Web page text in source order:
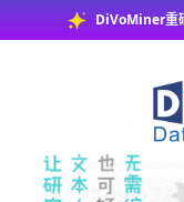
DiVoMiner重